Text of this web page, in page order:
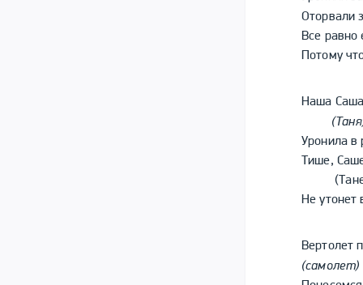
Оторвали
Все
Потому
Наша
Уронила в
Тише,
Не утонет
Вертолет
(самолет)